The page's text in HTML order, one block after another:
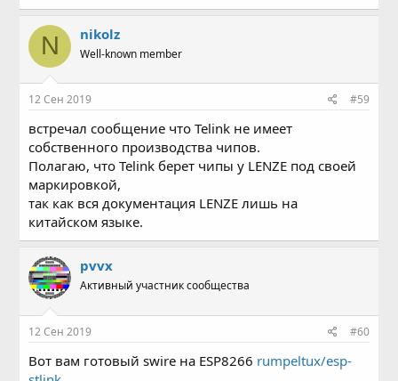
N nikolz
Well-known member
12 Сен 2019 #59
встречал сообщение что Telink не имеет
собственного производства чипов.
Полагаю, что Telink берет чипы у LENZE под своей
маркировкой,
так как вся документация LENZE лишь на
китайском языке.
pvvx
Активный участник сообщества
12 Сен 2019 #60
Вот вам готовый swire на ESP8266 rumpeltux/esp-